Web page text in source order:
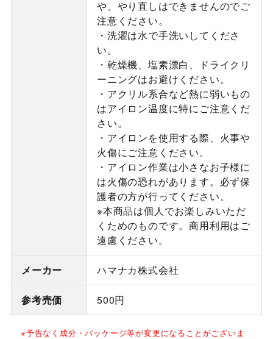
や、やり直しはできませんのでご
注意ください。
・洗濯は水で手洗いしてくださ
い。
・乾燥機、塩素漂白、ドライクリ
ーニングはお避けください。
・アクリル系合など熱に弱いもの
はアイロン温度に特にご注意くだ
さい。
・アイロンを使用する際、火事や
火傷にご注意ください。
・アイロン作業は小さなお子様に
は火傷の恐れがあります。必ず保
護者の方が行ってください。
※本商品は個人でお楽しみいただ
くためのものです。商用利用はご
遠慮ください。
メーカー ハマナカ株式会社
参考売価 500円
※予告なく成分・パッケージ等が変更になることがございま